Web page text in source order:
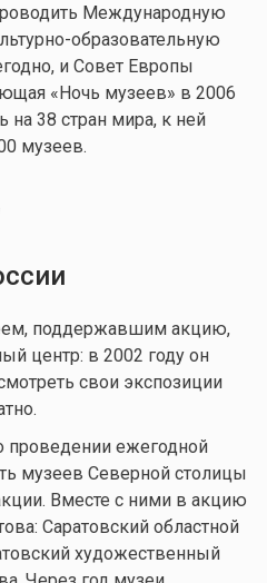
Международную
образовательную
и Совет Европы
«Ночь музеев» в 2006
на 38 стран мира, к ней
музеев.
поддержавшим акцию,
центр: в 2002 году он
свои экспозиции
проведении ежегодной
музеев Северной столицы
Вместе с ними в акцию
Саратовский областной
художественный